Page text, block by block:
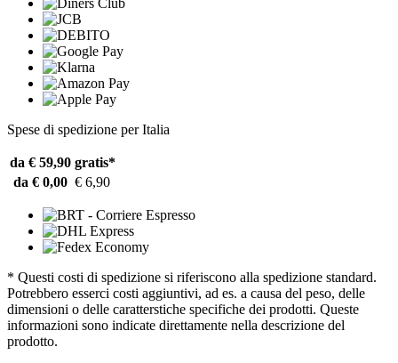
Spese di spedizione per Italia
da € 59,90 gratis*
da € 0,00 € 6,90
* Questi costi di spedizione si riferiscono alla spedizione standard.
Potrebbero esserci costi aggiuntivi, ad es. a causa del peso, delle
dimensioni o delle caratterstiche specifiche dei prodotti. Queste
informazioni sono indicate direttamente nella descrizione del
prodotto.